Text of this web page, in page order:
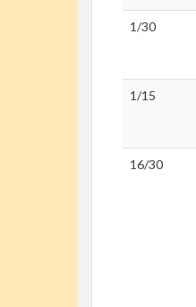
1/30
1/15
16/30